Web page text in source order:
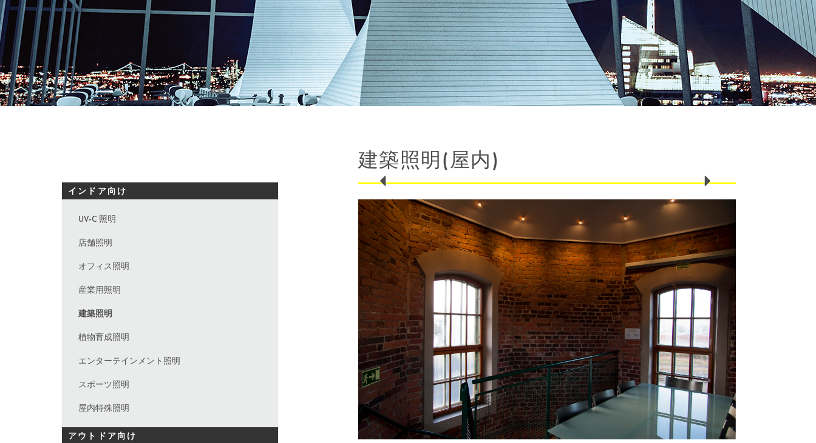
インドア向け
UV-C 照明
店舗照明
オフィス照明
産業用照明
建築照明
植物育成照明
エンターテインメント照明
スポーツ照明
屋内特殊照明
アウトドア向け
建築照明(屋内)